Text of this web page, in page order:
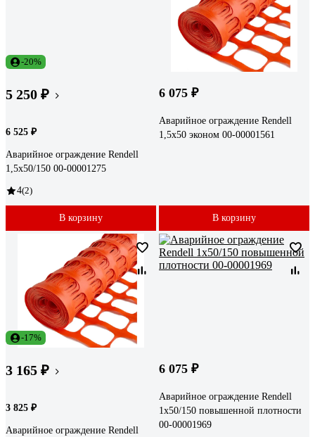
-20%
5 250 ₽
6 525 ₽
Аварийное ограждение Rendell
1,5x50/150 00-00001275
4(2)
В корзину
6 075 ₽
Аварийное ограждение Rendell
1,5x50 эконом 00-00001561
В корзину
-17%
3 165 ₽
3 825 ₽
Аварийное ограждение Rendell
6 075 ₽
Аварийное ограждение Rendell
1x50/150 повышенной плотности
00-00001969